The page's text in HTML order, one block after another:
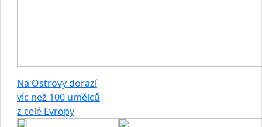
Na Ostrovy dorazí
víc než 100 umělců
z celé Evropy